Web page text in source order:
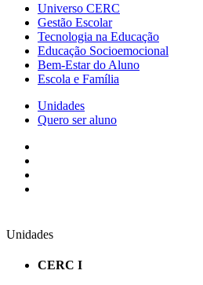
Universo CERC
Gestão Escolar
Tecnologia na Educação
Educação Socioemocional
Bem-Estar do Aluno
Escola e Família
Unidades
Quero ser aluno
Unidades
CERC I